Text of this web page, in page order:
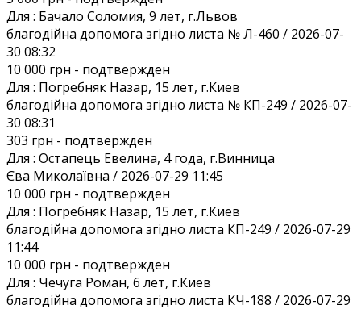
Для : Бачало Соломия, 9 лет, г.Львов
благодійна допомога згідно листа № Л-460 / 2026-07-
30 08:32
10 000 грн - подтвержден
Для : Погребняк Назар, 15 лет, г.Киев
благодійна допомога згідно листа № КП-249 / 2026-07-
30 08:31
303 грн - подтвержден
Для : Остапець Евелина, 4 года, г.Винница
Єва Миколаївна / 2026-07-29 11:45
10 000 грн - подтвержден
Для : Погребняк Назар, 15 лет, г.Киев
благодійна допомога згідно листа КП-249 / 2026-07-29
11:44
10 000 грн - подтвержден
Для : Чечуга Роман, 6 лет, г.Киев
благодійна допомога згідно листа КЧ-188 / 2026-07-29